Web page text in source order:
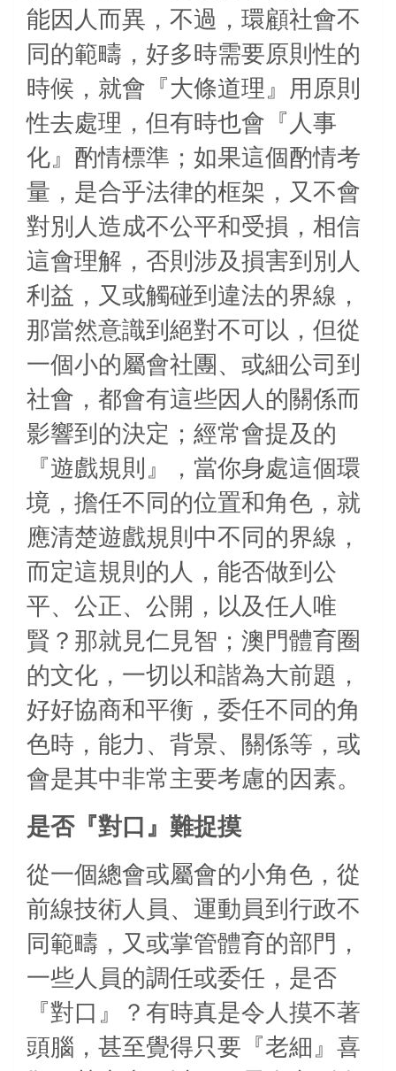
能因人而異，不過，環顧社會不
同的範疇，好多時需要原則性的
時候，就會『大條道理』用原則
性去處理，但有時也會『人事
化』酌情標準；如果這個酌情考
量，是合乎法律的框架，又不會
對別人造成不公平和受損，相信
這會理解，否則涉及損害到別人
利益，又或觸碰到違法的界線，
那當然意識到絕對不可以，但從
一個小的屬會社團、或細公司到
社會，都會有這些因人的關係而
影響到的決定；經常會提及的
『遊戲規則』，當你身處這個環
境，擔任不同的位置和角色，就
應清楚遊戲規則中不同的界線，
而定這規則的人，能否做到公
平、公正、公開，以及任人唯
賢？那就見仁見智；澳門體育圈
的文化，一切以和諧為大前題，
好好協商和平衡，委任不同的角
色時，能力、背景、關係等，或
會是其中非常主要考慮的因素。
是否『對口』難捉摸
從一個總會或屬會的小角色，從
前線技術人員、運動員到行政不
同範疇，又或掌管體育的部門，
一些人員的調任或委任，是否
『對口』？有時真是令人摸不著
頭腦，甚至覺得只要『老細』喜